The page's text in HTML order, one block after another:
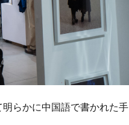
らかに中国語で書かれた手